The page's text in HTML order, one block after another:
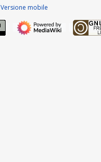
Versione mobile